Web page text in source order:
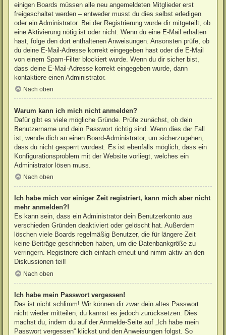
einigen Boards müssen alle neu angemeldeten Mitglieder erst
freigeschaltet werden – entweder musst du dies selbst erledigen
oder ein Administrator. Bei der Registrierung wurde dir mitgeteilt, ob
eine Aktivierung nötig ist oder nicht. Wenn du eine E-Mail erhalten
hast, folge den dort enthaltenen Anweisungen. Ansonsten prüfe, ob
du deine E-Mail-Adresse korrekt eingegeben hast oder die E-Mail
von einem Spam-Filter blockiert wurde. Wenn du dir sicher bist,
dass deine E-Mail-Adresse korrekt eingegeben wurde, dann
kontaktiere einen Administrator.
Nach oben
Warum kann ich mich nicht anmelden?
Dafür gibt es viele mögliche Gründe. Prüfe zunächst, ob dein
Benutzername und dein Passwort richtig sind. Wenn dies der Fall
ist, wende dich an einen Board-Administrator, um sicherzugehen,
dass du nicht gesperrt wurdest. Es ist ebenfalls möglich, dass ein
Konfigurationsproblem mit der Website vorliegt, welches ein
Administrator lösen muss.
Nach oben
Ich habe mich vor einiger Zeit registriert, kann mich aber nicht
mehr anmelden?!
Es kann sein, dass ein Administrator dein Benutzerkonto aus
verschieden Gründen deaktiviert oder gelöscht hat. Außerdem
löschen viele Boards regelmäßig Benutzer, die für längere Zeit
keine Beiträge geschrieben haben, um die Datenbankgröße zu
verringern. Registriere dich einfach erneut und nimm aktiv an den
Diskussionen teil!
Nach oben
Ich habe mein Passwort vergessen!
Das ist nicht schlimm! Wir können dir zwar dein altes Passwort
nicht wieder mitteilen, du kannst es jedoch zurücksetzen. Dies
machst du, indem du auf der Anmelde-Seite auf „Ich habe mein
Passwort vergessen“ klickst und den Anweisungen folgst. So